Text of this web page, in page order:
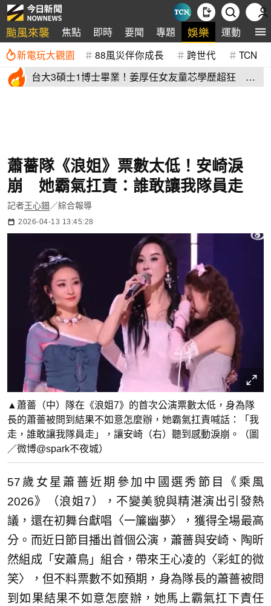
颱風來襲 焦點 即時 要聞 專題 娛樂 運動 全
新電玩大觀園 88風災伴你成長 跨世代 TCN
台大3碩士1博士畢業！姜厚任女友童芯學歷超狂 他
蕭薔隊《浪姐》票數太低！安崎淚
崩 她霸氣扛責：誰敢讓我隊員走
記者王心鈿 ／綜合報導
2026-04-13 13:45:28
▲蕭薔（中）隊在《浪姐7》的首次公演票數太低，身為隊
長的蕭薔被問到結果不如意怎麼辦，她霸氣扛責喊話：「我
走，誰敢讓我隊員走」，讓安崎（右）聽到感動淚崩。（圖
／微博@spark不夜城）
57歲女星蕭薔近期參加中國選秀節目《乘風
2026》（浪姐7），不變美貌與精湛演出引發熱
議，還在初舞台獻唱〈一簾幽夢〉，獲得全場最高
分。而近日節目播出首個公演，蕭薔與安崎、陶昕
然組成「安蕭鳥」組合，帶來王心凌的〈彩虹的微
笑〉，但不料票數不如預期，身為隊長的蕭薔被問
到如果結果不如意怎麼辦，她馬上霸氣扛下責任